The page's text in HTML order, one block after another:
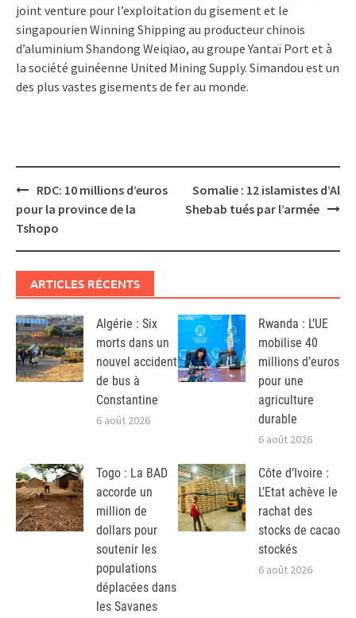
joint venture pour l’exploitation du gisement et le
singapourien Winning Shipping au producteur chinois
d’aluminium Shandong Weiqiao, au groupe Yantaï Port et à
la société guinéenne United Mining Supply. Simandou est un
des plus vastes gisements de fer au monde.
Post
navigation
RDC: 10 millions d’euros
pour la province de la
Tshopo
Somalie : 12 islamistes d’Al
Shebab tués par l’armée
ARTICLES RÉCENTS
Algérie : Six
morts dans un
nouvel accident
de bus à
Constantine
6 août 2026
Rwanda : L’UE
mobilise 40
millions d’euros
pour une
agriculture
durable
6 août 2026
Togo : La BAD
accorde un
million de
dollars pour
soutenir les
populations
déplacées dans
les Savanes
Côte d’Ivoire :
L’Etat achève le
rachat des
stocks de cacao
stockés
6 août 2026